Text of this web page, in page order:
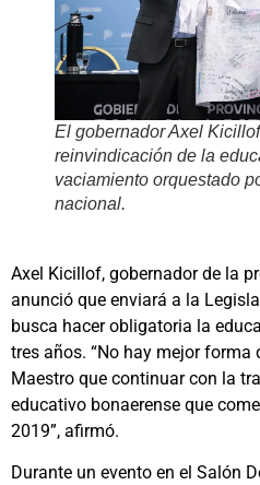
El gobernador Axel
reinvindicación de la
vaciamiento orquestado
nacional.
Axel Kicillof, gobernador de la
anunció que enviará a la
busca hacer obligatoria la
tres años. “No hay mejor forma
Maestro que continuar con la
educativo bonaerense que
2019”, afirmó.
Durante un evento en el Salón